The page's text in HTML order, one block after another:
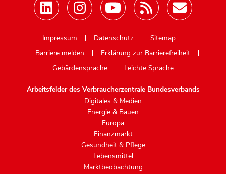
Impressum
Datenschutz
Sitemap
Barriere melden
Erklärung zur Barrierefreiheit
Gebärdensprache
Leichte Sprache
Arbeitsfelder des Verbraucherzentrale Bundesverbands
Digitales & Medien
Energie & Bauen
Europa
Finanzmarkt
Gesundheit & Pflege
Lebensmittel
Marktbeobachtung